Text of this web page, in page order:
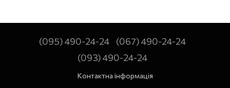
(095) 490-24-24
(067) 490-24-24
(093) 490-24-24
Контактна інформація